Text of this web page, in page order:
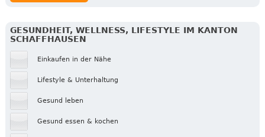
GESUNDHEIT, WELLNESS, LIFESTYLE IM KANTON
SCHAFFHAUSEN
Einkaufen in der Nähe
Lifestyle & Unterhaltung
Gesund leben
Gesund essen & kochen